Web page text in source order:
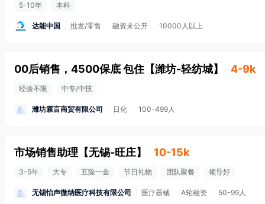
5-10年 本科
达能中国 批发/零售 融资未公开 10000人以上
00后销售，4500保底 包住 【潍坊-轻纺城】 4-9k
经验不限 中专/中技
潍坊霖言商贸有限公司 日化 100-499人
市场销售助理 【无锡-旺庄】 10-15k
3-5年 大专 五险一金 节日礼物 团队聚餐 领导好
无锡怡声微纳医疗科技有限公司 医疗器械 A轮融资 50-99人